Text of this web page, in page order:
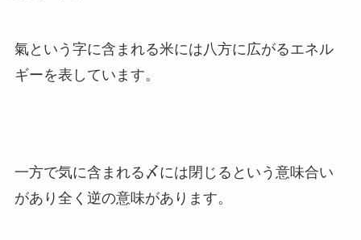
氣という字に含まれる米には八方に広がるエネル
ギーを表しています。
一方で気に含まれる〆には閉じるという意味合い
があり全く逆の意味があります。